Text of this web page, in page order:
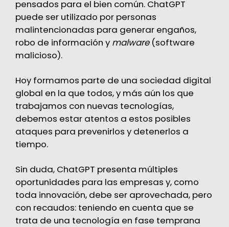
pensados para el bien común. ChatGPT
puede ser utilizado por personas
malintencionadas para generar engaños,
robo de información y malware(software
malicioso).
Hoy formamos parte de una sociedad digital
global en la que todos, y más aún los que
trabajamos con nuevas tecnologías,
debemos estar atentos a estos posibles
ataques para prevenirlos y detenerlos a
tiempo.
Sin duda, ChatGPT presenta múltiples
oportunidades para las empresas y, como
toda innovación, debe ser aprovechada, pero
con recaudos: teniendo en cuenta que se
trata de una tecnología en fase temprana